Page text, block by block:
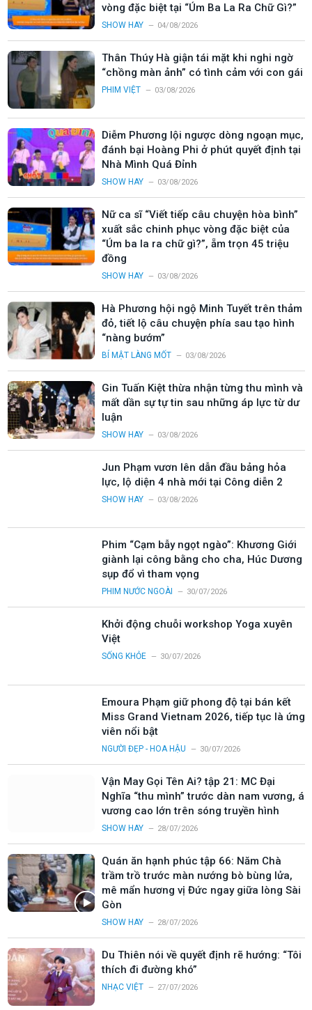
vòng đặc biệt tại “Úm Ba La Ra Chữ Gì?”
SHOW HAY 04/08/2026
Thân Thúy Hà giận tái mặt khi nghi ngờ
“chồng màn ảnh” có tình cảm với con gái
PHIM VIỆT 03/08/2026
Diễm Phương lội ngược dòng ngoạn mục,
đánh bại Hoàng Phi ở phút quyết định tại
Nhà Mình Quá Đỉnh
SHOW HAY 03/08/2026
Nữ ca sĩ “Viết tiếp câu chuyện hòa bình”
xuất sắc chinh phục vòng đặc biệt của
“Úm ba la ra chữ gì?”, ẵm trọn 45 triệu
đồng
SHOW HAY 03/08/2026
Hà Phương hội ngộ Minh Tuyết trên thảm
đỏ, tiết lộ câu chuyện phía sau tạo hình
“nàng bướm”
BÍ MẬT LÀNG MỐT 03/08/2026
Gin Tuấn Kiệt thừa nhận từng thu mình và
mất dần sự tự tin sau những áp lực từ dư
luận
SHOW HAY 03/08/2026
Jun Phạm vươn lên dẫn đầu bảng hỏa
lực, lộ diện 4 nhà mới tại Công diễn 2
SHOW HAY 03/08/2026
Phim “Cạm bẫy ngọt ngào”: Khương Giới
giành lại công bằng cho cha, Húc Dương
sụp đổ vì tham vọng
PHIM NƯỚC NGOÀI 30/07/2026
Khởi động chuỗi workshop Yoga xuyên
Việt
SỐNG KHỎE 30/07/2026
Emoura Phạm giữ phong độ tại bán kết
Miss Grand Vietnam 2026, tiếp tục là ứng
viên nổi bật
NGƯỜI ĐẸP - HOA HẬU 30/07/2026
Vận May Gọi Tên Ai? tập 21: MC Đại
Nghĩa “thu mình” trước dàn nam vương, á
vương cao lớn trên sóng truyền hình
SHOW HAY 28/07/2026
Quán ăn hạnh phúc tập 66: Năm Chà
trầm trồ trước màn nướng bò bùng lửa,
mê mẩn hương vị Đức ngay giữa lòng Sài
Gòn
SHOW HAY 28/07/2026
Du Thiên nói về quyết định rẽ hướng: “Tôi
thích đi đường khó”
NHẠC VIỆT 27/07/2026